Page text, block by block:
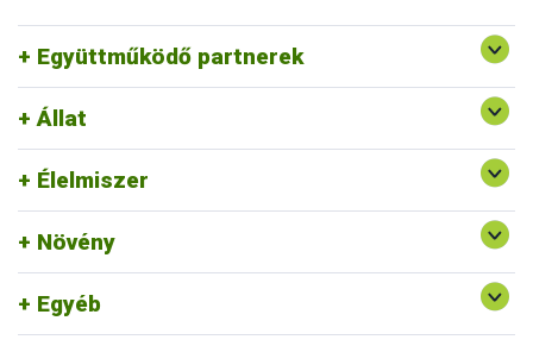
Együttműködő partnerek
Vám, Jövedéki és Adóügyi Szolgáltatók Szövetsége
(VJASZSZ)
Állat
Élelmiszer
Növény
Egyéb
Rendszerszervezési és Felügyeleti
Igazgatóság ajánlott linkjei
Egységes Nyilvántartási és Azonosítási Rendszer
Felszín Alatti Vizekért Alapítvány
Kölcsönös Megfeleltetés honlap